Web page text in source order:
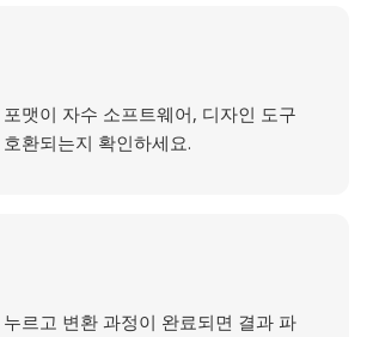
맷이 자수 소프트웨어, 디자인 도구
환되는지 확인하세요.
르고 변환 과정이 완료되면 결과 파